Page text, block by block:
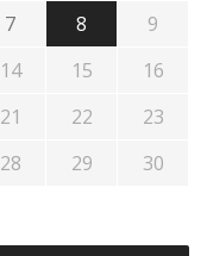
7 8
9
14 15
16
21 22
23
28 29
30